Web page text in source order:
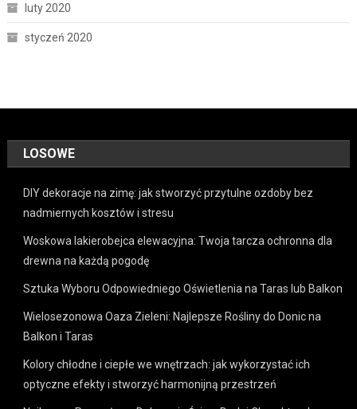
luty 2020
styczeń 2020
LOSOWE
DIY dekoracje na zimę: jak stworzyć przytulne ozdoby bez
nadmiernych kosztów i stresu
Woskowa lakierobejca elewacyjna: Twoja tarcza ochronna dla
drewna na każdą pogodę
Sztuka Wyboru Odpowiedniego Oświetlenia na Taras lub Balkon
Wielosezonowa Oaza Zieleni: Najlepsze Rośliny do Donic na
Balkon i Taras
Kolory chłodne i ciepłe we wnętrzach: jak wykorzystać ich
optyczne efekty i stworzyć harmonijną przestrzeń